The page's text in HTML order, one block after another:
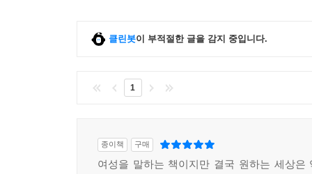
클린봇이 부적절한 글을 감지 중입니다.
1
종이책 구매
여성을 말하는 책이지만 결국 원하는 세상은